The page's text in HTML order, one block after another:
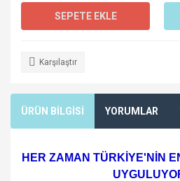
SEPETE EKLE
Karşılaştır
ÜRÜN BİLGİSİ YORUMLAR
HER ZAMAN TÜRKİYE'NİN